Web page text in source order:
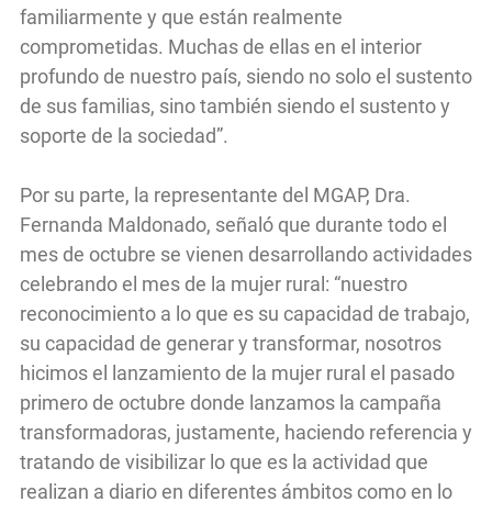
familiarmente y que están realmente
comprometidas. Muchas de ellas en el interior
profundo de nuestro país, siendo no solo el sustento
de sus familias, sino también siendo el sustento y
soporte de la sociedad”.
Por su parte, la representante del MGAP, Dra.
Fernanda Maldonado, señaló que durante todo el
mes de octubre se vienen desarrollando actividades
celebrando el mes de la mujer rural: “nuestro
reconocimiento a lo que es su capacidad de trabajo,
su capacidad de generar y transformar, nosotros
hicimos el lanzamiento de la mujer rural el pasado
primero de octubre donde lanzamos la campaña
transformadoras, justamente, haciendo referencia y
tratando de visibilizar lo que es la actividad que
realizan a diario en diferentes ámbitos como en lo